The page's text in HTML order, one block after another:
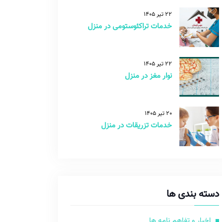
22 تیر 1405
خدمات تراکئوستومی در منزل
22 تیر 1405
نوار مغز در منزل
20 تیر 1405
خدمات تزریقات در منزل
دسته بندی ها